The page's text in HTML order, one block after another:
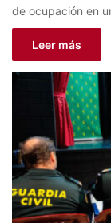
de ocupación en
Leer más